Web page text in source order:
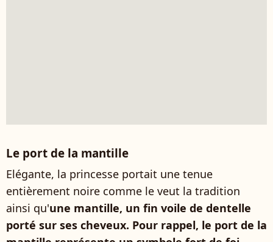
Le port de la mantille
Elégante, la princesse portait une tenue
entièrement noire comme le veut la tradition
ainsi qu'une mantille, un fin voile de dentelle
porté sur ses cheveux. Pour rappel, le port de la